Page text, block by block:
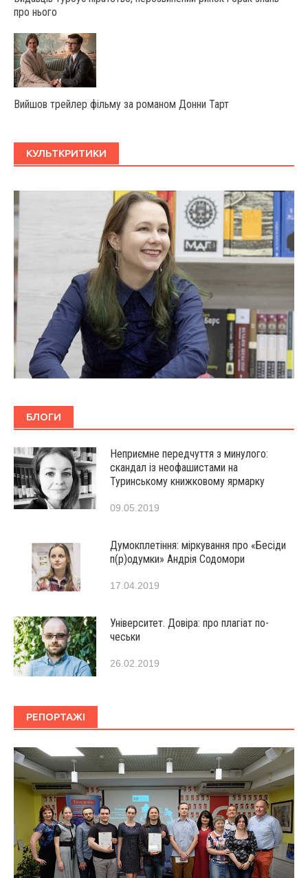
про нього
Вийшов трейлер фільму за романом Донни Тарт
КУЛЬТКРИТИКИ
БЛОГИ
Неприємне передчуття з минулого:
скандал із неофашистами на
Туринському книжковому ярмарку
09.05.2019
Думокплетіння: міркування про «Бесіди
п(р)одумки» Андрія Содомори
17.04.2019
Університет. Довіра: про плагіат по-
чеськи
26.02.2019
РЕПОРТАЖІ